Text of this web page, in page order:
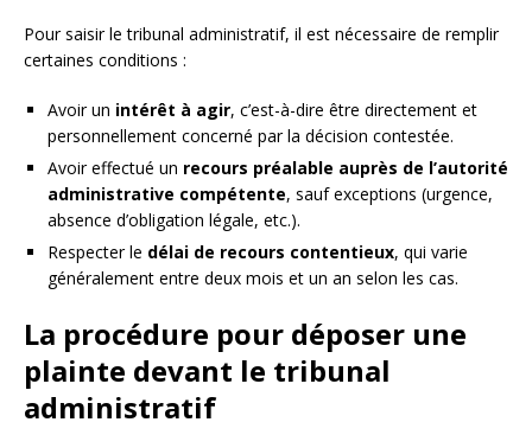
Pour saisir le tribunal administratif, il est nécessaire de remplir
certaines conditions :
Avoir un intérêt à agir, c’est-à-dire être directement et
personnellement concerné par la décision contestée.
Avoir effectué un recours préalable auprès de l’autorité
administrative compétente, sauf exceptions (urgence,
absence d’obligation légale, etc.).
Respecter le délai de recours contentieux, qui varie
généralement entre deux mois et un an selon les cas.
La procédure pour déposer une
plainte devant le tribunal
administratif